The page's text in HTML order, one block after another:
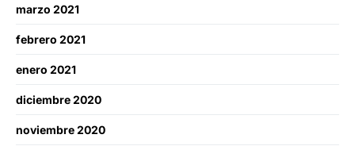
marzo 2021
febrero 2021
enero 2021
diciembre 2020
noviembre 2020